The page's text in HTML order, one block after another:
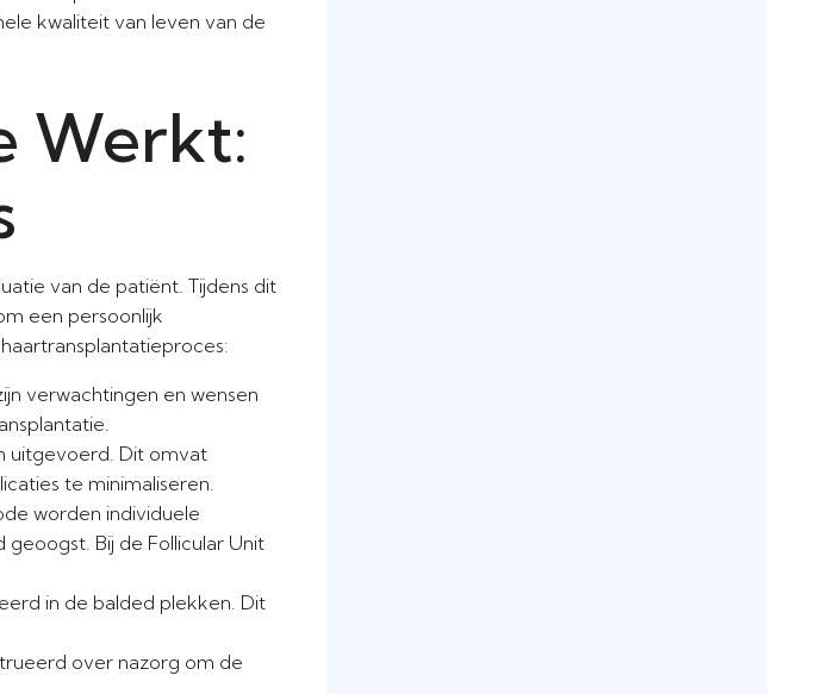
kwaliteit van leven van de
Werkt:
van de patiënt. Tijdens dit
een persoonlijk
verwachtingen en wensen
uitgevoerd. Dit omvat
te minimaliseren.
worden individuele
Bij de Follicular Unit
in de balded plekken. Dit
over nazorg om de